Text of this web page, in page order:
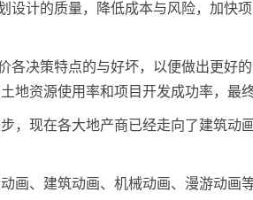
设计的质量，降低成本与风险，加快
各决策特点的与好坏，以便做出更好
地资源使用率和项目开发成功率，最终
，现在各大地产商已经走向了建筑动
画、建筑动画、机械动画、漫游动画